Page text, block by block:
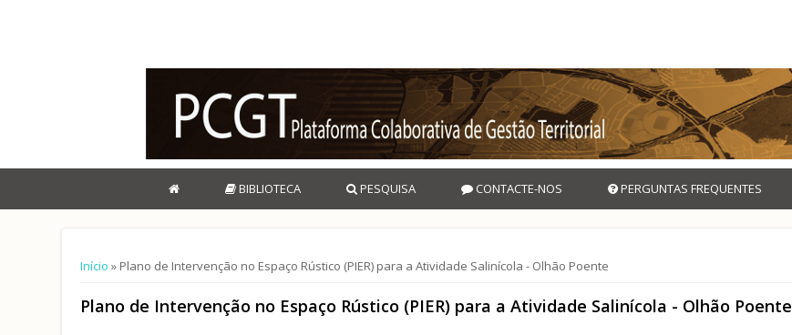
BIBLIOTECA PESQUISA CONTACTE-NOS PERGUNTAS FREQUENTES
Está aqui
Início » Plano de Intervenção no Espaço Rústico (PIER) para a Atividade Salinícola - Olhão Poente
Plano de Intervenção no Espaço Rústico (PIER) para a Atividade Salinícola - Olhão Poente